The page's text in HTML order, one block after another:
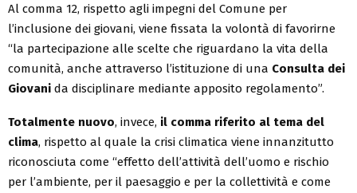
Al comma 12, rispetto agli impegni del Comune per
l’inclusione dei giovani, viene fissata la volontà di favorirne
“la partecipazione alle scelte che riguardano la vita della
comunità, anche attraverso l’istituzione di una Consulta dei
Giovani da disciplinare mediante apposito regolamento”.
Totalmente nuovo, invece, il comma riferito al tema del
clima, rispetto al quale la crisi climatica viene innanzitutto
riconosciuta come “effetto dell’attività dell’uomo e rischio
per l’ambiente, per il paesaggio e per la collettività e come